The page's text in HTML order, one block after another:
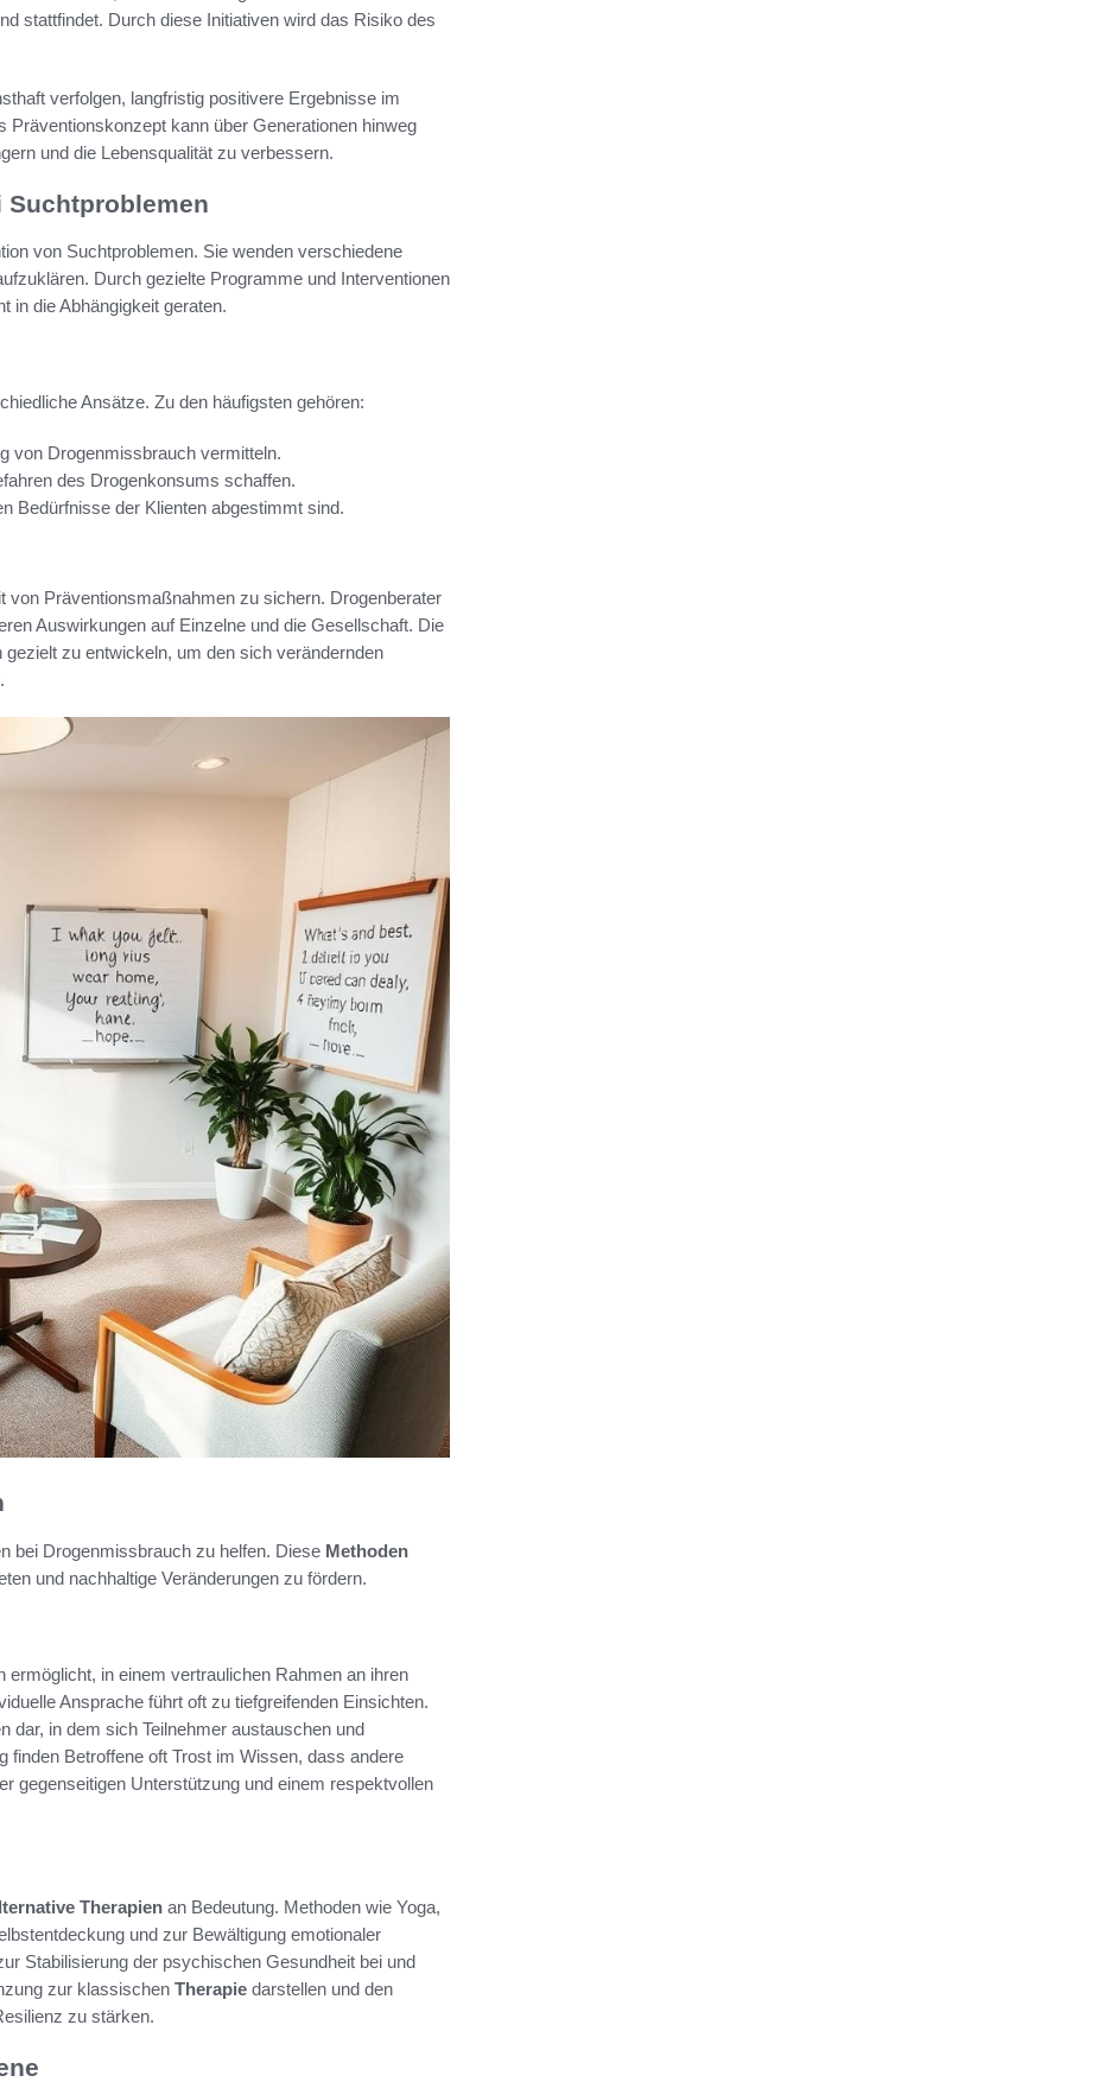
stattfindet. Durch diese Initiativen wird das Risiko des
verfolgen, langfristig positivere Ergebnisse im
kann über Generationen hinweg
und die Lebensqualität zu verbessern.
Suchtproblemen
von Suchtproblemen. Sie wenden verschiedene
Durch gezielte Programme und Interventionen
in die Abhängigkeit geraten.
Ansätze. Zu den häufigsten gehören:
von Drogenmissbrauch vermitteln.
des Drogenkonsums schaffen.
Bedürfnisse der Klienten abgestimmt sind.
von Präventionsmaßnahmen zu sichern. Drogenberater
Auswirkungen auf Einzelne und die Gesellschaft. Die
zu entwickeln, um den sich verändernden
bei Drogenmissbrauch zu helfen. Diese Methoden
und nachhaltige Veränderungen zu fördern.
ermöglicht, in einem vertraulichen Rahmen an ihren
Ansprache führt oft zu tiefgreifenden Einsichten.
dar, in dem sich Teilnehmer austauschen und
Betroffene oft Trost im Wissen, dass andere
gegenseitigen Unterstützung und einem respektvollen
Therapien an Bedeutung. Methoden wie Yoga,
und zur Bewältigung emotionaler
Stabilisierung der psychischen Gesundheit bei und
zur klassischen Therapie darstellen und den
zu stärken.